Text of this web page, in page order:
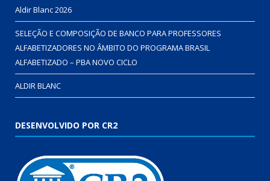
Aldir Blanc 2026
SELEÇÃO E COMPOSIÇÃO DE BANCO PARA PROFESSORES
ALFABETIZADORES NO ÂMBITO DO PROGRAMA BRASIL
ALFABETIZADO – PBA NOVO CICLO
ALDIR BLANC
DESENVOLVIDO POR CR2